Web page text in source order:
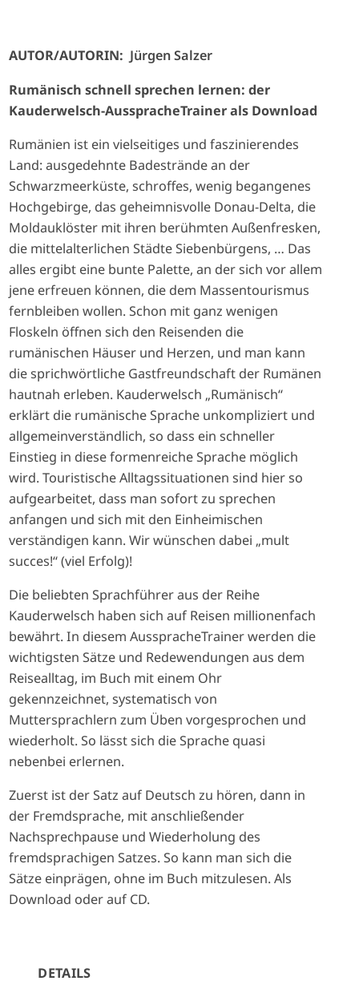
AUTOR/AUTORIN: Jürgen Salzer
Rumänisch schnell sprechen lernen: der
Kauderwelsch-AusspracheTrainer als Download
Rumänien ist ein vielseitiges und faszinierendes
Land: ausgedehnte Badestrände an der
Schwarzmeerküste, schroffes, wenig begangenes
Hochgebirge, das geheimnisvolle Donau-Delta, die
Moldauklöster mit ihren berühmten Außenfresken,
die mittelalterlichen Städte Siebenbürgens, … Das
alles ergibt eine bunte Palette, an der sich vor allem
jene erfreuen können, die dem Massentourismus
fernbleiben wollen. Schon mit ganz wenigen
Floskeln öffnen sich den Reisenden die
rumänischen Häuser und Herzen, und man kann
die sprichwörtliche Gastfreundschaft der Rumänen
hautnah erleben. Kauderwelsch „Rumänisch“
erklärt die rumänische Sprache unkompliziert und
allgemeinverständlich, so dass ein schneller
Einstieg in diese formenreiche Sprache möglich
wird. Touristische Alltagssituationen sind hier so
aufgearbeitet, dass man sofort zu sprechen
anfangen und sich mit den Einheimischen
verständigen kann. Wir wünschen dabei „mult
succes!“ (viel Erfolg)!
Die beliebten Sprachführer aus der Reihe
Kauderwelsch haben sich auf Reisen millionenfach
bewährt. In diesem AusspracheTrainer werden die
wichtigsten Sätze und Redewendungen aus dem
Reisealltag, im Buch mit einem Ohr
gekennzeichnet, systematisch von
Muttersprachlern zum Üben vorgesprochen und
wiederholt. So lässt sich die Sprache quasi
nebenbei erlernen.
Zuerst ist der Satz auf Deutsch zu hören, dann in
der Fremdsprache, mit anschließender
Nachsprechpause und Wiederholung des
fremdsprachigen Satzes. So kann man sich die
Sätze einprägen, ohne im Buch mitzulesen. Als
Download oder auf CD.
DETAILS